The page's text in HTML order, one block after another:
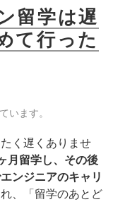
留学は遅
て行った
います。
く遅くありませ
月留学し、その後
ンジニアのキャリ
、「留学のあとど